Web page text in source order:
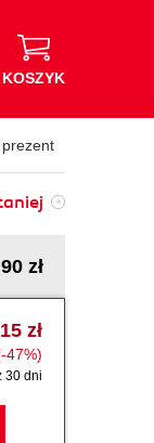
KOSZYK
zł
zł
47%)
30 dni